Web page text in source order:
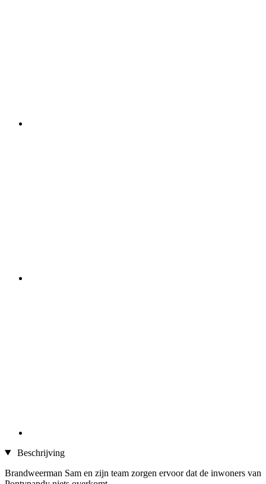
Beschrijving
Brandweerman Sam en zijn team zorgen ervoor dat de inwoners van